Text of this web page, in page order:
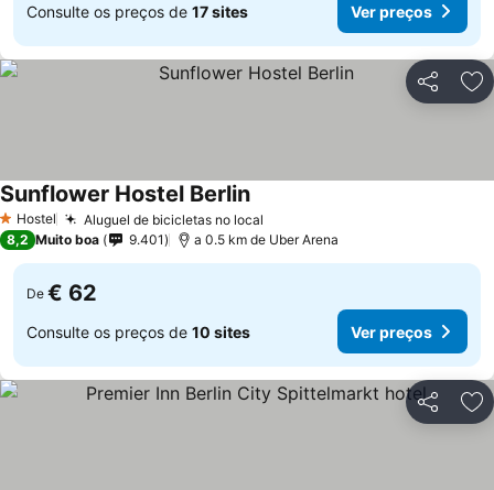
Consulte os preços de 17 sites Ver preços
Partilhar
1 Estrelas
Hostel Aluguel de bicicletas no local
Sunflower Hostel BerlinVer preços
8,2 Muito boa 9.401 a 0.5 km de Uber Arena
De € 62
Consulte os preços de 10 sites Ver preços
Partilhar